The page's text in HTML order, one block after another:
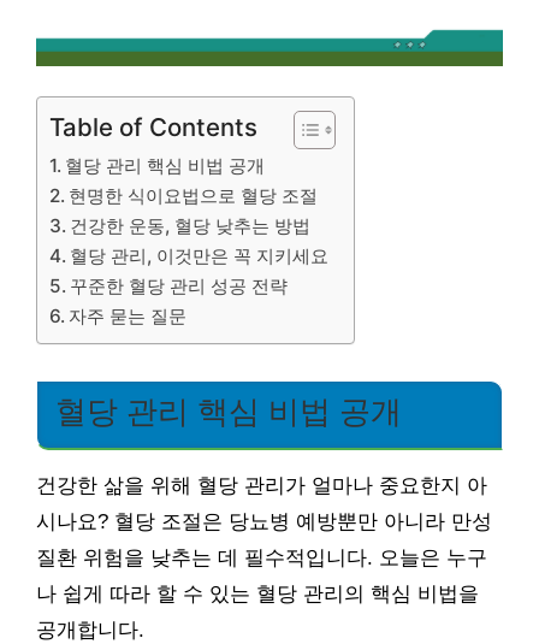
Table of Contents
혈당 관리 핵심 비법 공개
현명한 식이요법으로 혈당 조절
건강한 운동, 혈당 낮추는 방법
혈당 관리, 이것만은 꼭 지키세요
꾸준한 혈당 관리 성공 전략
자주 묻는 질문
혈당 관리 핵심 비법 공개
건강한 삶을 위해 혈당 관리가 얼마나 중요한지 아
시나요? 혈당 조절은 당뇨병 예방뿐만 아니라 만성
질환 위험을 낮추는 데 필수적입니다. 오늘은 누구
나 쉽게 따라 할 수 있는 혈당 관리의 핵심 비법을
공개합니다.